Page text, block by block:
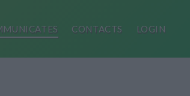
CONTACTS LOGIN